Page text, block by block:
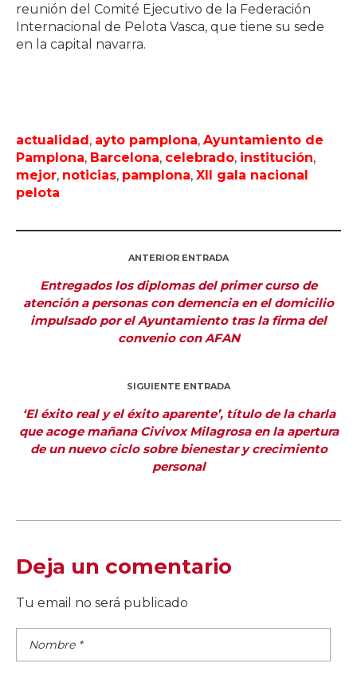
reunión del Comité Ejecutivo de la Federación
Internacional de Pelota Vasca, que tiene su sede
en la capital navarra.
actualidad, ayto pamplona, Ayuntamiento de
Pamplona, Barcelona, celebrado, institución,
mejor, noticias, pamplona, XII gala nacional
pelota
ANTERIOR ENTRADA
Entregados los diplomas del primer curso de
atención a personas con demencia en el domicilio
impulsado por el Ayuntamiento tras la firma del
convenio con AFAN
SIGUIENTE ENTRADA
‘El éxito real y el éxito aparente’, título de la charla
que acoge mañana Civivox Milagrosa en la apertura
de un nuevo ciclo sobre bienestar y crecimiento
personal
Deja un comentario
Tu email no será publicado